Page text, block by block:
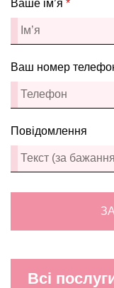
Всі
Ваше ім’я *
Ваш номер
Повідомлення